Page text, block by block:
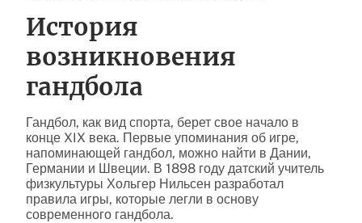
История
возникновения
гандбола
Гандбол, как вид спорта, берет свое начало в
конце XIX века. Первые упоминания об игре,
напоминающей гандбол, можно найти в Дании,
Германии и Швеции. В 1898 году датский учитель
физкультуры Хольгер Нильсен разработал
правила игры, которые легли в основу
современного гандбола.